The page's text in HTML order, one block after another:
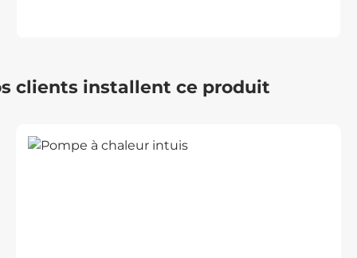
clients installent ce produit